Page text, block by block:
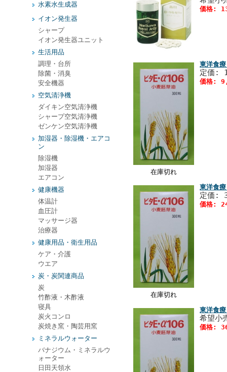
水素水生成器
イオン発生器
シャープ
イオン発生器ユニット
生活用品
調理・台所
除菌・消臭
安全機器
空気清浄機
ダイキン空気清浄機
シャープ空気清浄機
ゼンケン空気清浄機
加湿器・除湿機・エアコ
ン
除湿機
加湿器
エアコン
健康機器
体温計
血圧計
マッサージ器
治療器
健康用品・衛生用品
ケア・介護
ウエア
炭・炭関連商品
炭
竹酢液・木酢液
寝具
炭火コンロ
炭焼き窯・陶芸用窯
ミネラルウォーター
バナジウム・ミネラルウ
ォーター
日田天領水
価格:
在庫切れ
東洋食
定価:
価格:
在庫切れ
東洋食
定価:
価格:
東洋食
希望
価格: